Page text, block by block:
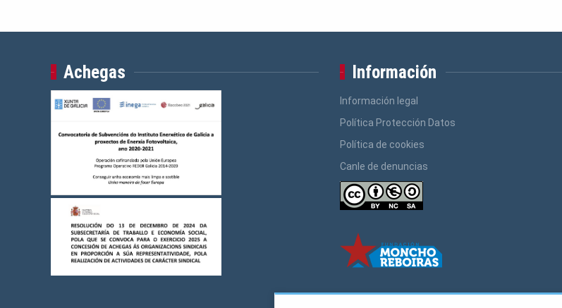
Achegas Información
Información legal
Política Protección Datos
Política de cookies
Canle de denuncias